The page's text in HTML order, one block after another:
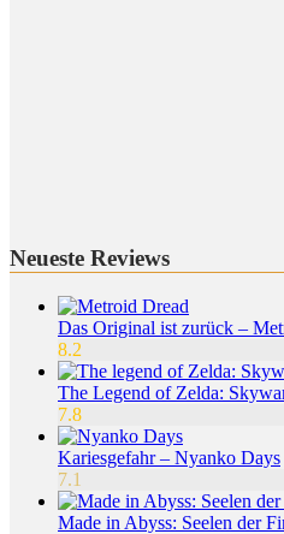
Neueste Reviews
Das Original ist zurück –
8.2
The Legend of Zelda:
7.8
Kariesgefahr – Nyanko Days
7.1
Made in Abyss: Seelen der